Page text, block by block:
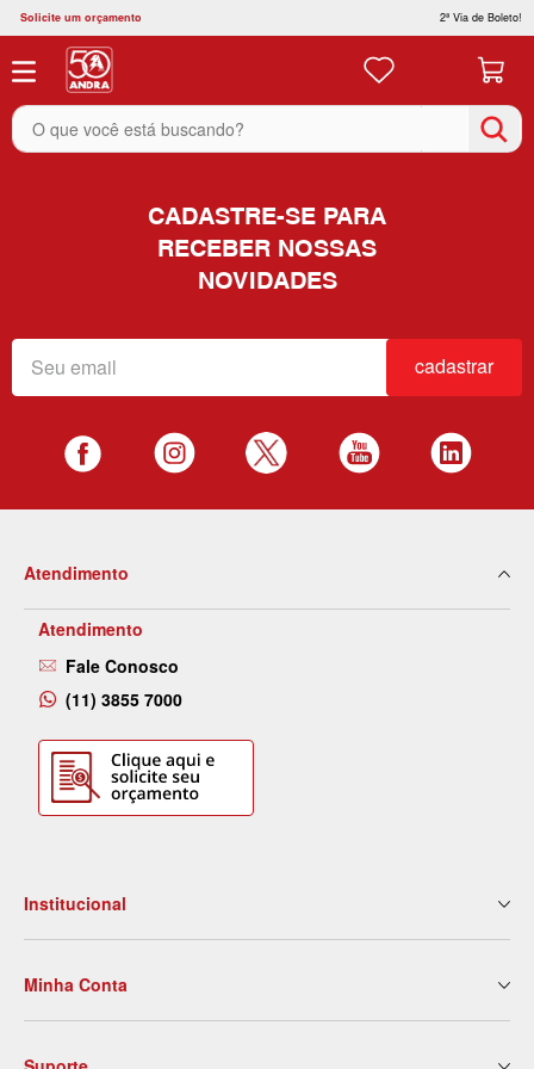
Solicite um orçamento 2ª Via de Boleto!
O que você está buscando?
CADASTRE-SE PARA
RECEBER NOSSAS
NOVIDADES
cadastrar
Atendimento
Atendimento
Fale Conosco
(11) 3855 7000
Institucional
Nossas Lojas
Serviços
Minha Conta